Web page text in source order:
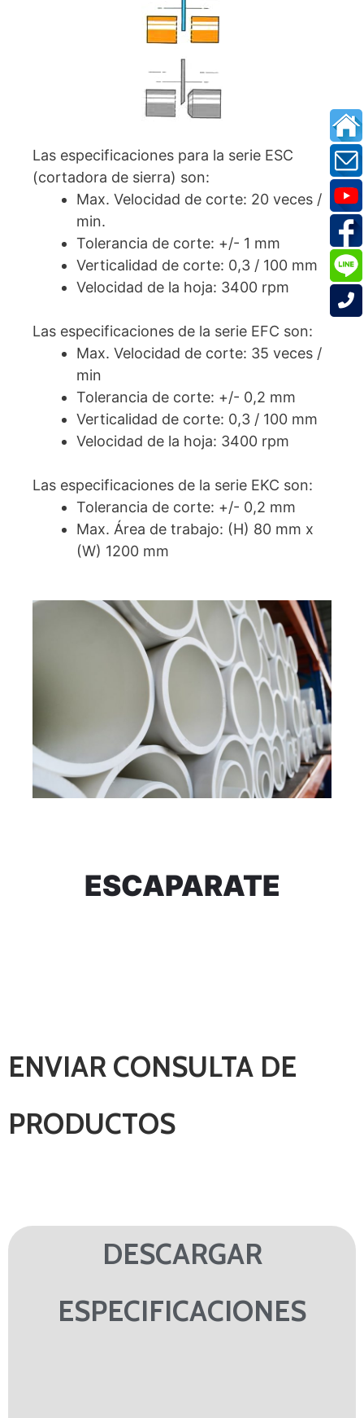
Las especificaciones para la serie ESC
(cortadora de sierra) son:
Max. Velocidad de corte: 20 veces /
min.
Tolerancia de corte: +/- 1 mm
Verticalidad de corte: 0,3 / 100 mm
Velocidad de la hoja: 3400 rpm
Las especificaciones de la serie EFC son:
Max. Velocidad de corte: 35 veces /
min
Tolerancia de corte: +/- 0,2 mm
Verticalidad de corte: 0,3 / 100 mm
Velocidad de la hoja: 3400 rpm
Las especificaciones de la serie EKC son:
Tolerancia de corte: +/- 0,2 mm
Max. Área de trabajo: (H) 80 mm x
(W) 1200 mm
ESCAPARATE
ENVIAR CONSULTA DE
PRODUCTOS
DESCARGAR
ESPECIFICACIONES